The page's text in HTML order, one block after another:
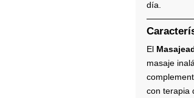
día.
El
masaje
con terapia